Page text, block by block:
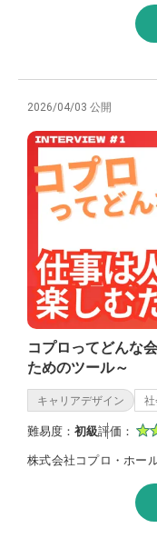
2026/04/03 公開
コプロってどんな
ためのツール～
キャリアデザイン 社
難易度： 初級評価：
株式会社コプロ・ホー